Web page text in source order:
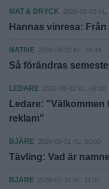
MAT & DRYCK 2026-08-03 KL.
Hannas vinresa:
NATIVE 2026-08-02 KL. 16:44
Så förändras
LEDARE 2026-08-02 KL. 06:00
Ledare:
reklam"
BJÄRE 2026-08-01 KL. 06:00
Tävling: Vad är
BJÄRE 2026-07-31 KL. 11:00